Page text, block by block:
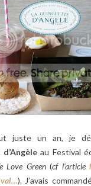
juste un an, je
au Festival
Love Green(cf l’article
). J’avais